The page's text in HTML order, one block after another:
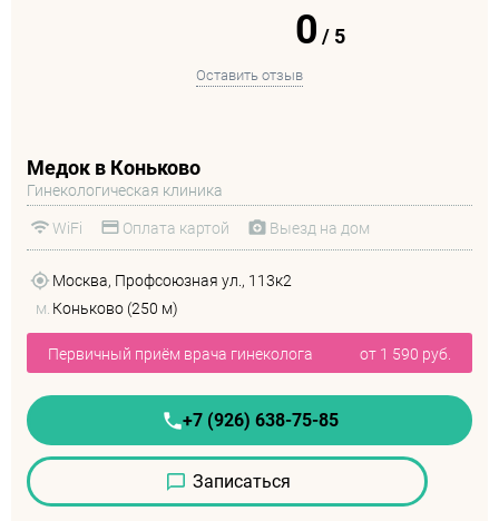
0 / 5
Оставить отзыв
Медок в Коньково
Гинекологическая клиника
WiFi Оплата картой Выезд на дом
Москва, Профсоюзная ул., 113к2
м. Коньково (250 м)
Первичный приём врача гинеколога от 1 590 руб.
+7 (926) 638-75-85
Записаться